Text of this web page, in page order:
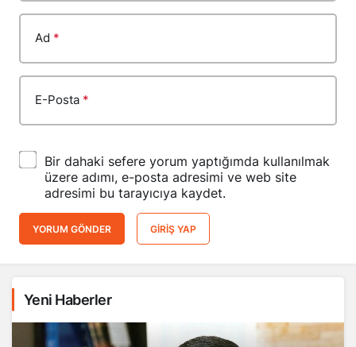
Ad *
E-Posta *
Bir dahaki sefere yorum yaptığımda kullanılmak
üzere adımı, e-posta adresimi ve web site
adresimi bu tarayıcıya kaydet.
YORUM GÖNDER GIRIŞ YAP
Yeni Haberler